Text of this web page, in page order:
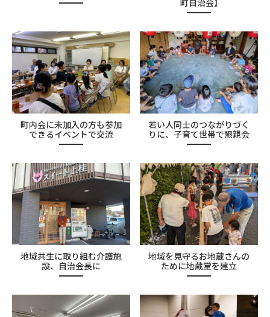
町内会に未加入の方も参加
できるイベントで交流
若い人同士のつながりづく
りに、子育て世帯で懇親会
地域共生に取り組む介護施
設、自治会長に
地域を見守るお地蔵さんの
ために地蔵堂を建立